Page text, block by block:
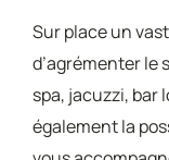
Sur place un
d’agrémenter le
spa, jacuzzi, bar
également la